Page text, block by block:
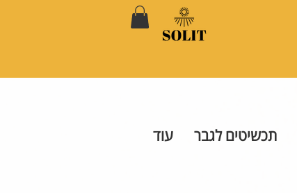
תכשיטים לגבר עוד